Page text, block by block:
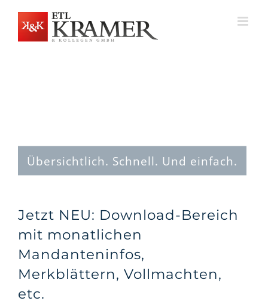
springen
Übersichtlich. Schnell. Und einfach.
Jetzt NEU: Download-Bereich
mit monatlichen
Mandanteninfos,
Merkblättern, Vollmachten,
etc.